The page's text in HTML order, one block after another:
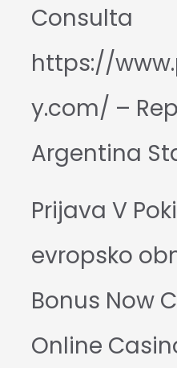
Consulta
https://
y.com/ –
Argentina
Prijava V
evropsko
Bonus Now
Online